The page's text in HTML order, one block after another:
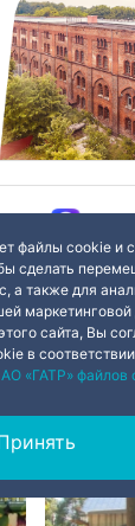
в
файлы cookie и
сделать
а также для
маркетинговой
сайта, Вы
в
«ГАТР» файлов